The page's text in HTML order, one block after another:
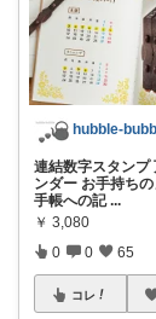
hubble-
連結数字スタンプ
ンダー お手持ち
手帳への記 ...
￥ 3,080
0 0 65
コレ